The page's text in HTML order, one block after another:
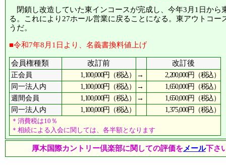
閉鎖し改造していた東インコースが完成し、今年3月1日から
る。これにより27ホール営業に戻ることになる。東アウトコ
うだ。
■令和7年8月1日より、名義書換料値上げ
会員権種類 改訂前 改訂後
正会員 1,100,000円（税込） → 2,200,000円（税込）
同一法人内 1,100,000円（税込） → 1,650,000円（税込）
週間会員 1,100,000円（税込） → 1,650,000円（税込）
同一法人内 1,100,000円（税込） 1,375,000円（税込）
＊消費税は10％
＊相続による入会に関しては、各半額となります
厚木国際カントリー倶楽部に関しての評価をメール下さ